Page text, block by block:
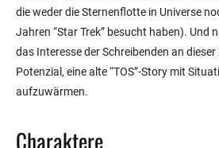
die weder die Sternenflotte in Universe
Jahren “Star Trek” besucht haben). Und
das Interesse der Schreibenden an
Potenzial, eine alte “TOS”-Story mit
aufzuwärmen.
Charaktere